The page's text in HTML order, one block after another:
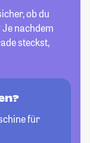
ob du
nachdem
steckst,
für